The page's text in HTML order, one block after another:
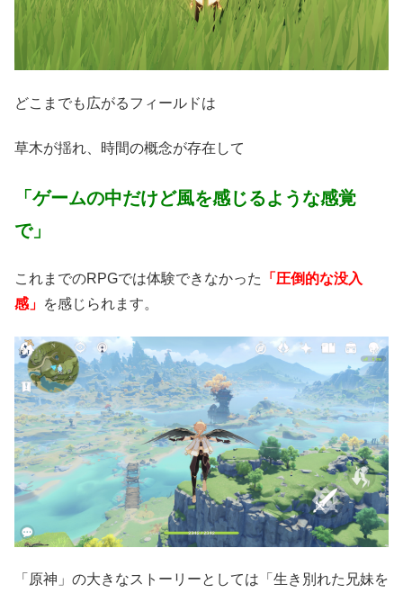
どこまでも広がるフィールドは
草木が揺れ、時間の概念が存在して
「ゲームの中だけど風を感じるような感覚
で」
これまでのRPGでは体験できなかった
「圧倒的な没入
感」 を感じられます。
「原神」の大きなストーリーとしては「生き別れた兄妹を